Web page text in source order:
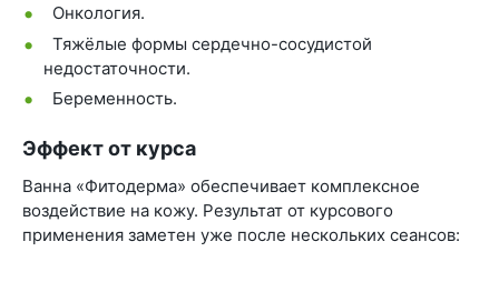
Онкология.
Тяжёлые формы сердечно-сосудистой
недостаточности.
Беременность.
Эффект от курса
Ванна «Фитодерма» обеспечивает комплексное
воздействие на кожу. Результат от курсового
применения заметен уже после нескольких сеансов: